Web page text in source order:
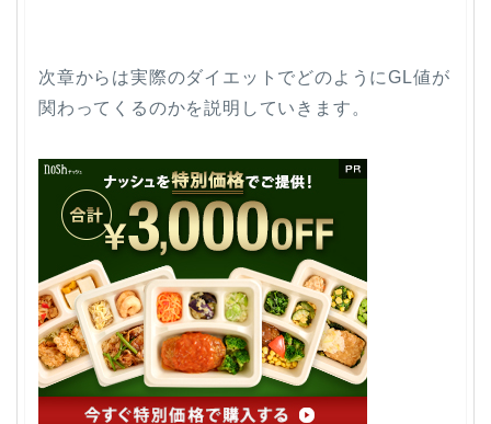
次章からは実際のダイエットでどのようにGL値が
関わってくるのかを説明していきます。